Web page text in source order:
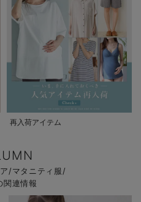
再入荷アイテム
/マタニティ服/
関連情報